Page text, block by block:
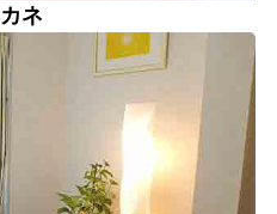
ネ